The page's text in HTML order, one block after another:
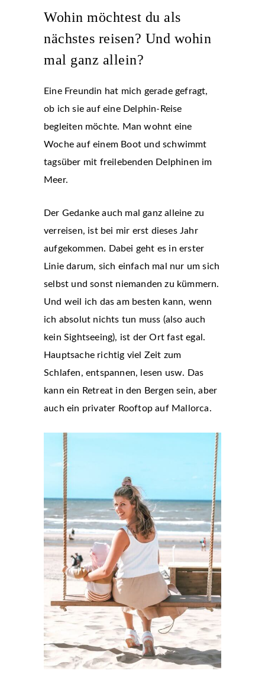
Wohin möchtest du als
nächstes reisen? Und wohin
mal ganz allein?
Eine Freundin hat mich gerade gefragt,
ob ich sie auf eine Delphin-Reise
begleiten möchte. Man wohnt eine
Woche auf einem Boot und schwimmt
tagsüber mit freilebenden Delphinen im
Meer.
Der Gedanke auch mal ganz alleine zu
verreisen, ist bei mir erst dieses Jahr
aufgekommen. Dabei geht es in erster
Linie darum, sich einfach mal nur um sich
selbst und sonst niemanden zu kümmern.
Und weil ich das am besten kann, wenn
ich absolut nichts tun muss (also auch
kein Sightseeing), ist der Ort fast egal.
Hauptsache richtig viel Zeit zum
Schlafen, entspannen, lesen usw. Das
kann ein Retreat in den Bergen sein, aber
auch ein privater Rooftop auf Mallorca.